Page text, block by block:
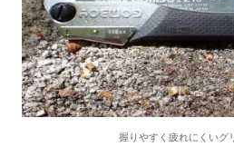
握りやすく疲れにくいグ